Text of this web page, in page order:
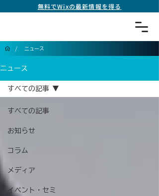
無料でWixの最新情報を得る
/ ニュース
ニュース
すべての記事
お知らせ
コラム
メディア
イベント・セミ
すべての記事